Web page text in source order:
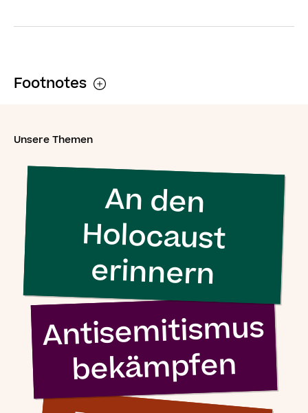
Footnotes
Unsere Themen
An den
Holocaust
erinnern
Antisemitismus
bekämpfen
gedeiht, braucht
Menschen, die
unternehmen”
Simon Wiesenthal (1908 – 2005)